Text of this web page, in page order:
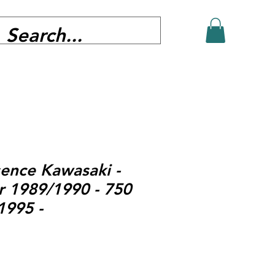
Kawasaki -
1989/1990 - 750
-